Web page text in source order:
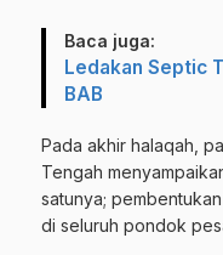
Baca juga:
Ledakan Septic
BAB
Pada akhir halaqah,
Tengah
satunya;
di seluruh pondok